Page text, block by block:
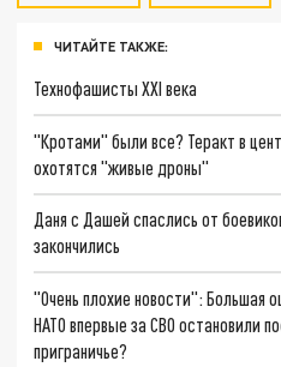
ЧИТАЙТЕ ТАКЖЕ:
Технофашисты XXI века
"Кротами" были все? Теракт в
охотятся "живые дроны"
Даня с Дашей спаслись от
закончились
"Очень плохие новости": Большая
НАТО впервые за СВО остановили
приграничье?